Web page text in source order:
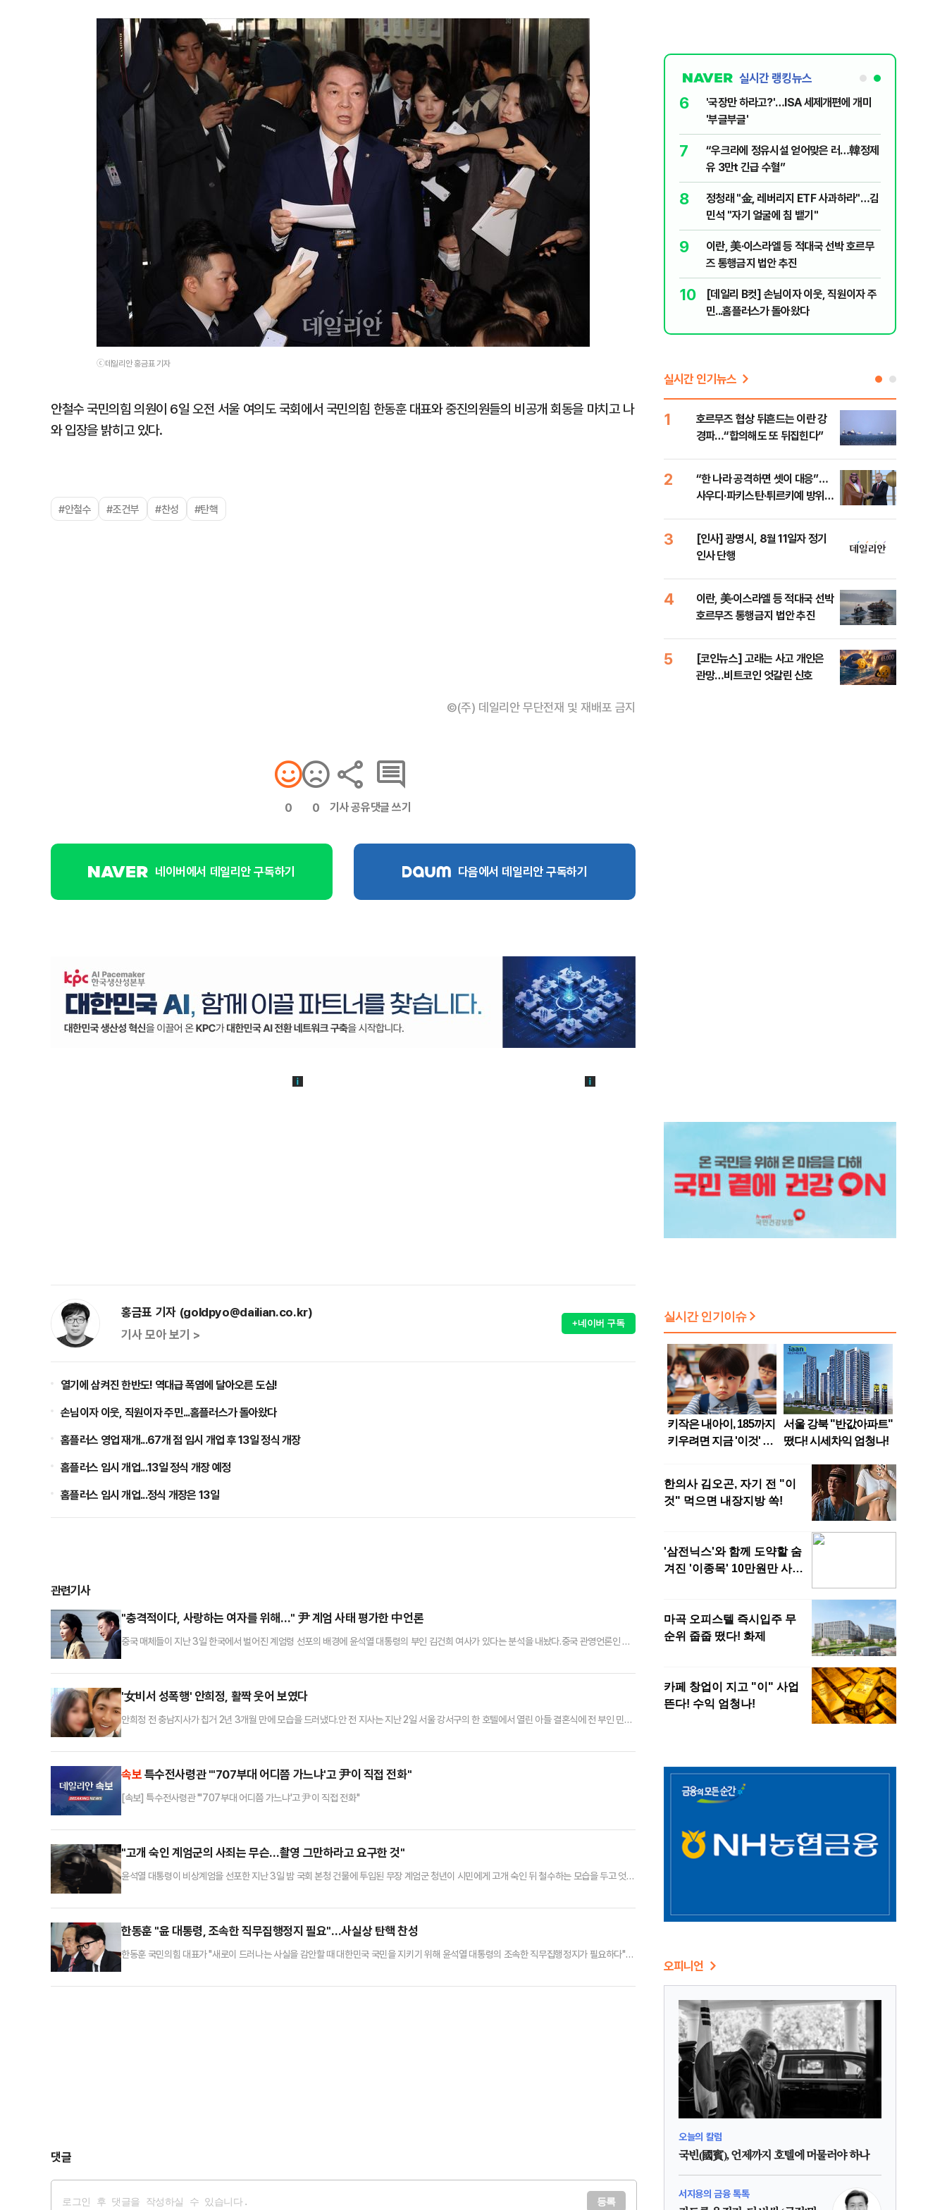
ⓒ데일리안 홍금표 기자
안철수 국민의힘 의원이 6일 오전 서울 여의도 국회에서 국민의힘 한동훈 대표와 중진의원들의 비공개 회동을 마치고 나
와 입장을 밝히고 있다.
#안철수 #조건부 #찬성 #탄핵
©(주) 데일리안 무단전재 및 재배포 금지
0 0 기사 공유댓글 쓰기
네이버에서 데일리안 구독하기 다음에서 데일리안 구독하기
홍금표 기자 (goldpyo@dailian.co.kr)
기사 모아 보기 >
+네이버 구독
열기에 삼켜진 한반도! 역대급 폭염에 달아오른 도심!
손님이자 이웃, 직원이자 주민...홈플러스가 돌아왔다
홈플러스 영업 재개...67개 점 임시 개업 후 13일 정식 개장
홈플러스 임시 개업...13일 정식 개장 예정
홈플러스 임시 개업...정식 개장은 13일
관련기사
"충격적이다, 사랑하는 여자를 위해…" 尹 계엄 사태 평가한 中언론
중국 매체들이 지난 3일 한국에서 벌어진 계엄령 선포의 배경에 윤석열 대통령의 부인 김건희 여사가 있다는 분석을 내놨다.중국 관영언론인 중
회 앞 현장 상황 등을 생중계하고, 해당 보도 영상은 중국 사회관계망서비스(SNS)인 바이두 등에서 매체별로 수십 만건의 조회수를 기록하고 있
'女비서 성폭행' 안희정, 활짝 웃어 보였다
안희정 전 충남지사가 칩거 2년 3개월 만에 모습을 드러냈다.안 전 지사는 지난 2일 서울 강서구의 한 호텔에서 열린 아들 결혼식에 전 부인 민주
석 못 하신 분들을 위해 올린다. 오랜만에 지사님도 여사님도 환하게 웃으셨다"고 전했다.안 전 지사는 충남지사 재임 시절인 2017년 7월부터 이
속보특수전사령관 "'707부대 어디쯤 가느냐'고 尹이 직접 전화"
[속보] 특수전사령관 "'707부대 어디쯤 가느냐'고 尹이 직접 전화"
"고개 숙인 계엄군의 사죄는 무슨…촬영 그만하라고 요구한 것"
윤석열 대통령이 비상계엄을 선포한 지난 3일 밤 국회 본청 건물에 투입된 무장 계엄군 청년이 시민에게 고개 숙인 뒤 철수하는 모습을 두고 엇갈
"오늘 항의하러 국회 앞으로 몰려온 시민들에게 허리 숙여 '죄송합니다' 말해주고 간 이름 없는 한 계엄군인이 있었다"며 "쫓아오는 저에게 한 번,
한동훈 "윤 대통령, 조속한 직무집행정지 필요"…사실상 탄핵 찬성
한동훈 국민의힘 대표가 "새로이 드러나는 사실을 감안할 때 대한민국 국민을 지키기 위해 윤석열 대통령의 조속한 직무집행정지가 필요하다"며
경우에는 비상계엄과 같은 극단적 행동이 재현될 우려가 크고 대한민국 국민을 큰 위험에 빠뜨릴 우려가 크다"며 이같이 말했다.그는 "지난 계엄
댓글
실시간 랭킹뉴스
1
[속보] '길이 1.5m' 안동 물놀이장서 구렁
이 출몰…한때 시민 대피 소동
2
"편해서 매일 신었는데"...전문가가 경고한
'크록스'의 숨은 위험
3
송영길·김민석, '조희대 탄핵' 외치자…與
법사위원들 "즉시 대법관 제청하라"
4
박지원이 본 호남 당심…"李대통령과 1년
함께한 김민석에 갈 것"
5
SK하이닉스, 주당 375원 분기배당…추
가 주주환원책 3분기 발표
6
'국장만 하라고?'…ISA 세제개편에 개미
'부글부글'
7
“우크라에 정유시설 얻어맞은 러…韓정제
유 3만t 긴급 수혈”
8
정청래 "金, 레버리지 ETF 사과하라"…김
민석 "자기 얼굴에 침 뱉기"
9
이란, 美·이스라엘 등 적대국 선박 호르무
즈 통행금지 법안 추진
10
[데일리 B컷] 손님이자 이웃, 직원이자 주
민...홈플러스가 돌아왔다
실시간 인기뉴스
1
호르무즈 협상 뒤흔드는 이란 강
경파…“합의해도 또 뒤집힌다”
2
“한 나라 공격하면 셋이 대응”…
사우디·파키스탄·튀르키예 방위동
3
[인사] 광명시, 8월 11일자 정기
인사 단행
4
이란, 美·이스라엘 등 적대국 선박
호르무즈 통행금지 법안 추진
5
[코인뉴스] 고래는 사고 개인은
관망…비트코인 엇갈린 신호
오피니언
오늘의 칼럼
국빈(國賓), 언제까지 호텔에 머물러야 하나
서지용의 금융 톡톡